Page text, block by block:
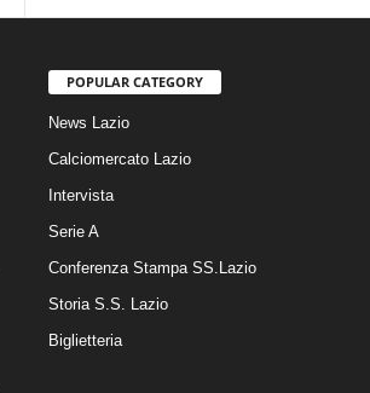
POPULAR CATEGORY
News Lazio
Calciomercato Lazio
Intervista
Serie A
Conferenza Stampa SS.Lazio
Storia S.S. Lazio
Biglietteria